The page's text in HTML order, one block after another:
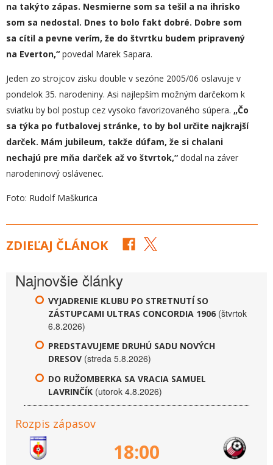
na takýto zápas. Nesmierne som sa tešil a na ihrisko
som sa nedostal. Dnes to bolo fakt dobré. Dobre som
sa cítil a pevne verím, že do štvrtku budem pripravený
na Everton,“ povedal Marek Sapara.
Jeden zo strojcov zisku double v sezóne 2005/06 oslavuje v
pondelok 35. narodeniny. Asi najlepším možným darčekom k
sviatku by bol postup cez vysoko favorizovaného súpera. „Čo
sa týka po futbalovej stránke, to by bol určite najkrajší
darček. Mám jubileum, takže dúfam, že si chalani
nechajú pre mňa darček až vo štvrtok,“ dodal na záver
narodeninový oslávenec.
Foto: Rudolf Maškurica
ZDIEĽAJ ČLÁNOK
Najnovšie články
VYJADRENIE KLUBU PO STRETNUTÍ SO
ZÁSTUPCAMI ULTRAS CONCORDIA 1906 (štvrtok
6.8.2026)
PREDSTAVUJEME DRUHÚ SADU NOVÝCH
DRESOV (streda 5.8.2026)
DO RUŽOMBERKA SA VRACIA SAMUEL
LAVRINČÍK (utorok 4.8.2026)
Rozpis zápasov
18:00